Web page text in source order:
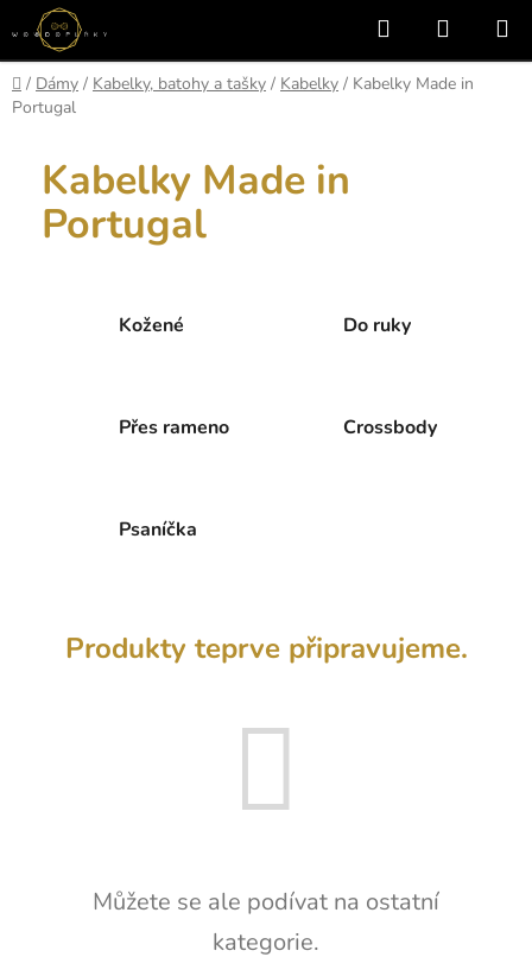
Přejít
na
obsah
Hledat
KOŠÍK
Domů
/ Dámy / Kabelky, batohy a tašky / Kabelky / Kabelky Made in
Portugal
Kabelky Made in
Portugal
Kožené Do ruky
Přes rameno Crossbody
Psaníčka
Produkty teprve připravujeme.
Můžete se ale podívat na ostatní
kategorie.